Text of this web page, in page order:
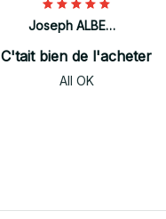
Joseph ALBERTINI
C'tait bien de l'acheter
All OK